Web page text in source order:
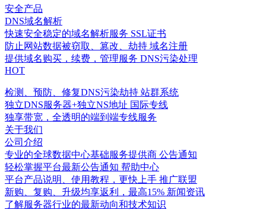
安全产品
DNS域名解析
快速安全稳定的域名解析服务 SSL证书
防止网站数据被窃取、篡改、劫持 域名注册
提供域名购买，续费，管理服务 DNS污染处理
HOT
检测、预防、修复DNS污染劫持 站群系统
独立DNS服务器+独立NS地址 国际专线
独享带宽，全透明的端到端专线服务
关于我们
公司介绍
专业的全球数据中心基础服务提供商 公告通知
轻松掌握平台最新公告通知 帮助中心
平台产品说明、使用教程，更快上手 推广联盟
新购、复购、升级均享返利，最高15% 新闻资讯
了解服务器行业的最新动向和技术知识